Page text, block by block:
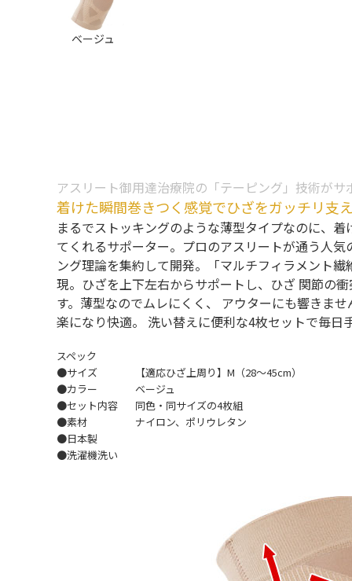
ベージュ
アスリート御用達治療院の「テーピング」技術がサ
着けた瞬間巻きつく感覚でひざをガッチリ支
まるでストッキングのような薄型タイプなのに、
てくれるサポーター。プロのアスリートが通う人
ング理論を集約して開発。「マルチフィラメント
現。ひざを上下左右からサポートし、ひざ 関節の
す。薄型なのでムレにくく、 アウターにも響きま
楽になり快適。 洗い替えに便利な4枚セットで毎日
スペック
●サイズ
【適応ひざ上周り】M（28～45cm）
●カラー
ベージュ
●セット内容
同色・同サイズの4枚組
●素材
ナイロン、ポリウレタン
●日本製
●洗濯機洗い